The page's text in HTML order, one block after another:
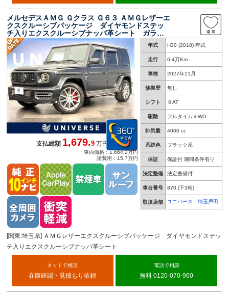
メルセデスＡＭＧ Ｇクラス Ｇ６３ ＡＭＧレザーエ
クスクルーシブパッケージ ダイヤモンドステッ
チ入りエクスクルーシブナッパ革シート ガラス
スライディングルーフ 前席シートベンチレータ
ー Ｂｕｒｍｅｓｔｅｒ ３６０度カメラシステ
ム
年式 H30 (2018) 年式
走行 6.4万Km
車検 2027年11月
修復歴 無し
シフト ９AT
駆動 フルタイム４WD
排気量 4000 cc
系統色 ブラック系
保証 保証付 期間条件有り
法定整備 法定整備付
車台番号 870 (下3桁)
取扱店舗 ユニバース 埼玉戸田
支払総額1,679.9 万円
車両価格：1,664.2万円
諸費用：15.7万円
[関東:埼玉県] ＡＭＧレザーエクスクルーシブパッケージ ダイヤモンドステッ
チ入りエクスクルーシブナッパ革シート
ネットで相談
在庫確認・見積もり依頼
電話で相談
無料 0120-070-960